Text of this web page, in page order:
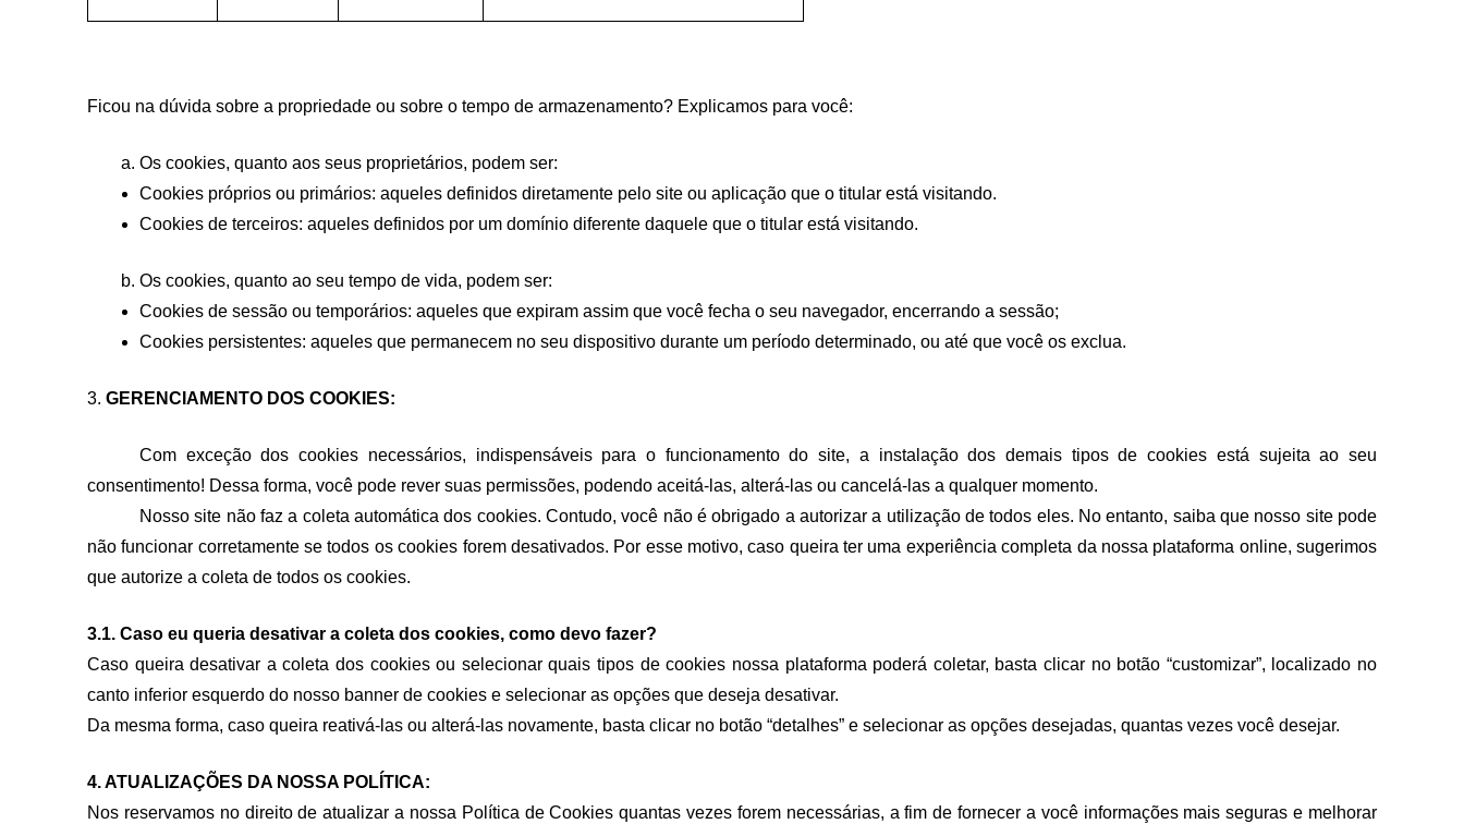
Ficou na dúvida sobre a propriedade ou sobre o tempo de armazenamento? Explicamos para você:
Os cookies, quanto aos seus proprietários, podem ser:
Cookies próprios ou primários: aqueles definidos diretamente pelo site ou aplicação que o titular está visitando.
Cookies de terceiros: aqueles definidos por um domínio diferente daquele que o titular está visitando.
Os cookies, quanto ao seu tempo de vida, podem ser:
Cookies de sessão ou temporários: aqueles que expiram assim que você fecha o seu navegador, encerrando a sessão;
Cookies persistentes: aqueles que permanecem no seu dispositivo durante um período determinado, ou até que você os exclua.
3. GERENCIAMENTO DOS COOKIES:
Com exceção dos cookies necessários, indispensáveis para o funcionamento do site, a instalação dos demais tipos de cookies está sujeita ao seu
consentimento! Dessa forma, você pode rever suas permissões, podendo aceitá-las, alterá-las ou cancelá-las a qualquer momento.
Nosso site não faz a coleta automática dos cookies. Contudo, você não é obrigado a autorizar a utilização de todos eles. No entanto, saiba que nosso site pode
não funcionar corretamente se todos os cookies forem desativados. Por esse motivo, caso queira ter uma experiência completa da nossa plataforma online, sugerimos
que autorize a coleta de todos os cookies.
3.1. Caso eu queria desativar a coleta dos cookies, como devo fazer?
Caso queira desativar a coleta dos cookies ou selecionar quais tipos de cookies nossa plataforma poderá coletar, basta clicar no botão “customizar”, localizado no
canto inferior esquerdo do nosso banner de cookies e selecionar as opções que deseja desativar.
Da mesma forma, caso queira reativá-las ou alterá-las novamente, basta clicar no botão “detalhes” e selecionar as opções desejadas, quantas vezes você desejar.
4. ATUALIZAÇÕES DA NOSSA POLÍTICA:
Nos reservamos no direito de atualizar a nossa Política de Cookies quantas vezes forem necessárias, a fim de fornecer a você informações mais seguras e melhorar